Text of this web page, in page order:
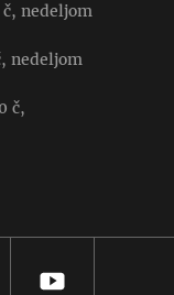
nedeljom
nedeljom
č,